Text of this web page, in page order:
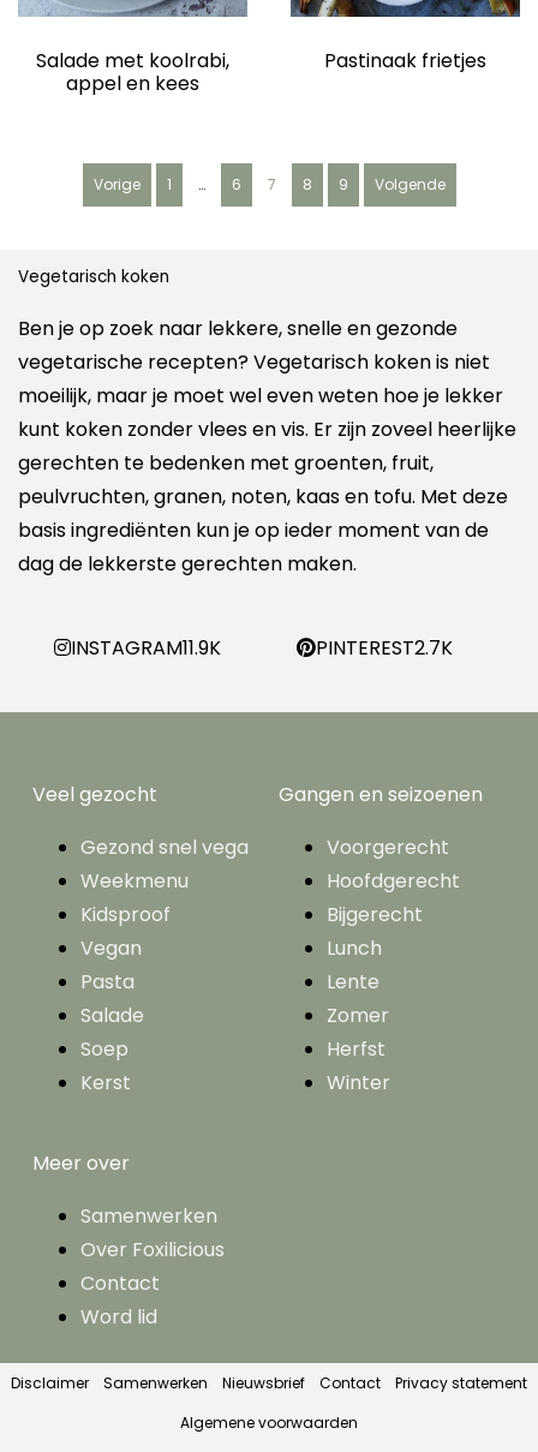
Salade met koolrabi,
appel en kees
Pastinaak frietjes
B
e
t
e
n
p
a
g
i
n
e
r
i
Vorige 1 … 6 7 8 9 Volgende
Vegetarisch koken
Ben je op zoek naar lekkere, snelle en gezonde
vegetarische recepten? Vegetarisch koken is niet
moeilijk, maar je moet wel even weten hoe je lekker
kunt koken zonder vlees en vis. Er zijn zoveel heerlijke
gerechten te bedenken met groenten, fruit,
peulvruchten, granen, noten, kaas en tofu. Met deze
basis ingrediënten kun je op ieder moment van de
dag de lekkerste gerechten maken.
INSTAGRAM11.9K PINTEREST2.7K
Veel gezocht
Gezond snel vega
Weekmenu
Kidsproof
Vegan
Pasta
Salade
Soep
Kerst
Gangen en seizoenen
Voorgerecht
Hoofdgerecht
Bijgerecht
Lunch
Lente
Zomer
Herfst
Winter
Meer over
Samenwerken
Over Foxilicious
Contact
Word lid
Disclaimer Samenwerken Nieuwsbrief Contact
Privacy statement
Algemene voorwaarden